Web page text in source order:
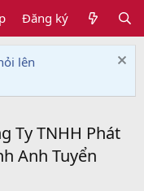
Đăng ký
lên
Ty TNHH Phát
Anh Tuyển